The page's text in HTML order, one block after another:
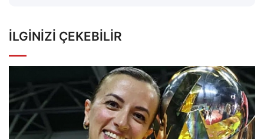
İLGINIZI ÇEKEBILIR